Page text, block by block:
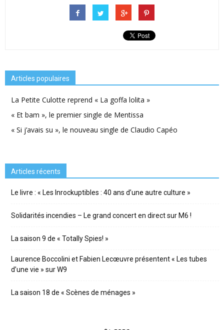
Articles populaires
La Petite Culotte reprend « La goffa lolita »
« Et bam », le premier single de Mentissa
« Si j’avais su », le nouveau single de Claudio Capéo
Articles récents
Le livre : « Les Inrockuptibles : 40 ans d’une autre culture »
Solidarités incendies – Le grand concert en direct sur M6 !
La saison 9 de « Totally Spies! »
Laurence Boccolini et Fabien Lecœuvre présentent « Les tubes
d’une vie » sur W9
La saison 18 de « Scènes de ménages »